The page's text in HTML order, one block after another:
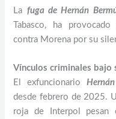
La fuga de Hernán
Tabasco, ha
contra Morena por su
Vínculos criminales bajo
El exfuncionario
desde febrero de 2025.
roja de Interpol pesan